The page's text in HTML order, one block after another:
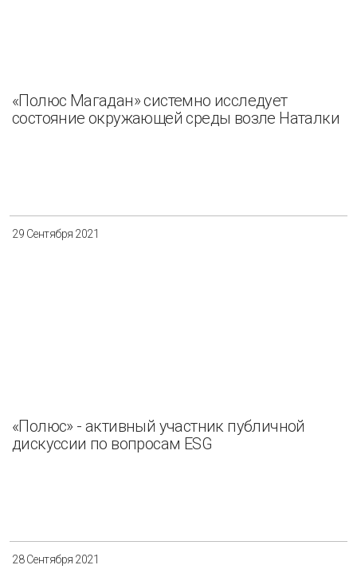
«Полюс Магадан» системно исследует
состояние окружающей среды возле Наталки
29 Сентября 2021
«Полюс» - активный участник публичной
дискуссии по вопросам ESG
28 Сентября 2021